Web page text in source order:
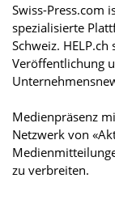
Swiss-Press.com
spezialisierte
Schweiz.
Veröffentlichung
Medienpräsenz
Netzwerk von
zu verbreiten.